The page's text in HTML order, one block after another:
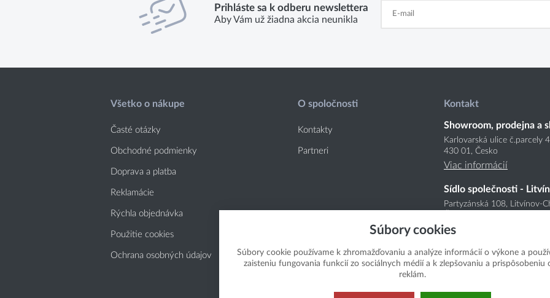
Prihláste sa k odberu newslettera
Aby Vám už žiadna akcia neunikla
Všetko o nákupe
Časté otázky
Obchodné podmienky
Doprava a platba
Reklamácie
Rýchla objednávka
Použitie cookies
Ochrana osobných údajov
O spoločnosti
Kontakty
Partneri
Kontakt
Showroom, prodejna a
Karlovarská ulice č.parcely
430 01, Česko
Viac informácií
Sídlo společnosti -
Partyzánská 108, Litvínov-
Viac informácií
Súbory cookies
Súbory cookie používame k zhromažďovaniu a analýze informácií o výkone a
zaisteniu fungovania funkcií zo sociálnych médií a k zlepšovaniu a prispôsobeniu
reklám.